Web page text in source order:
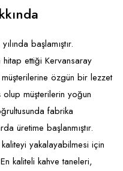
başlamıştır.
ettiği Kervansaray
özgün bir lezzet
olup müşterilerin yoğun
fabrika
üretime başlanmıştır.
yakalayabilmesi için
kaliteli kahve taneleri,